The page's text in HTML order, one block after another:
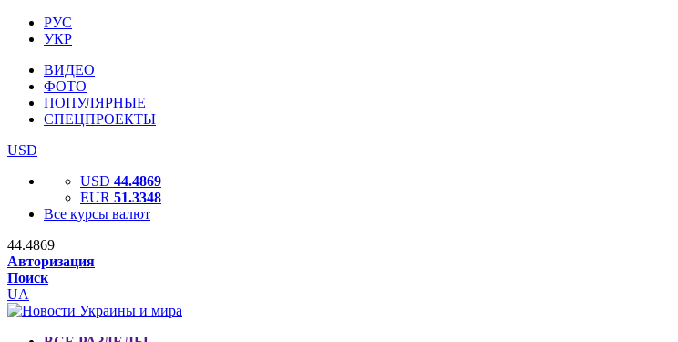
РУС
УКР
ВИДЕО
ФОТО
ПОПУЛЯРНЫЕ
СПЕЦПРОЕКТЫ
USD
USD 44.4869
EUR 51.3348
Все курсы валют
44.4869
Авторизация
Поиск
UA